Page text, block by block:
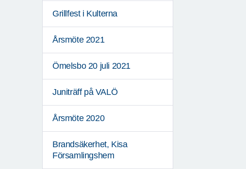
Grillfest i Kulterna
Årsmöte 2021
Ömelsbo 20 juli 2021
Juniträff på VALÖ
Årsmöte 2020
Brandsäkerhet, Kisa
Församlingshem